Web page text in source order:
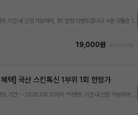
*이벤트 기간 : ~2026.08.31까지 *이벤트 기간 내 신청 가능하며, 1회 한정 이벤트입니다. ※본 상품은 1회 한정가 상품으로, 최초 1회에 한해 특별가로 결제 가능합니다. 이후 추가 구매 시에는 상시 정상가 또는 상시 이벤트가가 적용됩니다.
19,000원
택] 국산 스킨톡신 1부위 1회 한정가
*부위 : 이마/나비존/턱라인 中 선택 *이벤트 기간 : ~2026.08.31까지 *이벤트 기간 내 신청 가능하며, 1회 한정 이벤트입니다. ※본 상품은 1회 한정가 상품으로, 최초 1회에 한해 특별가로 결제 가능합니다. 이후 추가 구매 시에는 상시 정상가 또는 상시 이벤트가가 적용됩니다.